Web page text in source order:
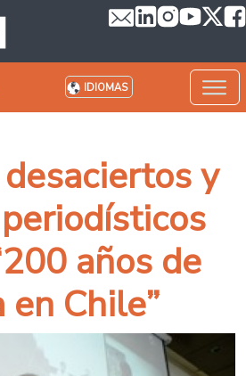
IDIOMAS
y
años de
en Chile”